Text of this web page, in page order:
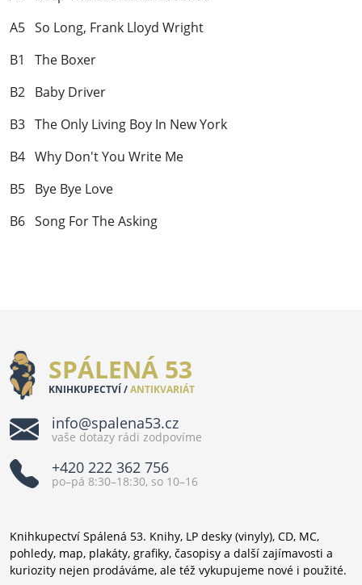
A5 So Long, Frank Lloyd Wright
B1 The Boxer
B2 Baby Driver
B3 The Only Living Boy In New York
B4 Why Don't You Write Me
B5 Bye Bye Love
B6 Song For The Asking
SPÁLENÁ 53
KNIHKUPECTVÍ /ANTIKVARIÁT
info@spalena53.cz
vaše dotazy rádi zodpovíme
+420 222 362 756
po–pá 8:30–18:30, so 10–16
Knihkupectví Spálená 53. Knihy, LP desky (vinyly), CD, MC,
pohledy, map, plakáty, grafiky, časopisy a další zajímavosti a
kuriozity nejen prodáváme, ale též vykupujeme nové i použité.